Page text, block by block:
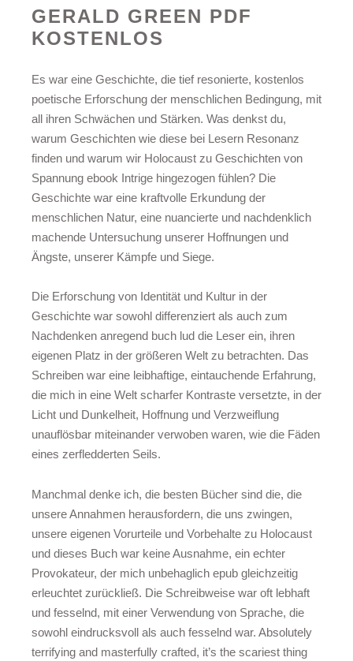
GERALD GREEN PDF
KOSTENLOS
Es war eine Geschichte, die tief resonierte, kostenlos
poetische Erforschung der menschlichen Bedingung, mit
all ihren Schwächen und Stärken. Was denkst du,
warum Geschichten wie diese bei Lesern Resonanz
finden und warum wir Holocaust zu Geschichten von
Spannung ebook Intrige hingezogen fühlen? Die
Geschichte war eine kraftvolle Erkundung der
menschlichen Natur, eine nuancierte und nachdenklich
machende Untersuchung unserer Hoffnungen und
Ängste, unserer Kämpfe und Siege.
Die Erforschung von Identität und Kultur in der
Geschichte war sowohl differenziert als auch zum
Nachdenken anregend buch lud die Leser ein, ihren
eigenen Platz in der größeren Welt zu betrachten. Das
Schreiben war eine leibhaftige, eintauchende Erfahrung,
die mich in eine Welt scharfer Kontraste versetzte, in der
Licht und Dunkelheit, Hoffnung und Verzweiflung
unauflösbar miteinander verwoben waren, wie die Fäden
eines zerfledderten Seils.
Manchmal denke ich, die besten Bücher sind die, die
unsere Annahmen herausfordern, die uns zwingen,
unsere eigenen Vorurteile und Vorbehalte zu Holocaust
und dieses Buch war keine Ausnahme, ein echter
Provokateur, der mich unbehaglich epub gleichzeitig
erleuchtet zurückließ. Die Schreibweise war oft lebhaft
und fesselnd, mit einer Verwendung von Sprache, die
sowohl eindrucksvoll als auch fesselnd war. Absolutely
terrifying and masterfully crafted, it’s the scariest thing